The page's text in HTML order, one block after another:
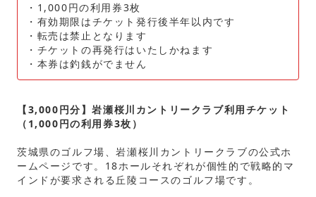
・1,000円の利用券3枚
・有効期限はチケット発行後半年以内です
・転売は禁止となります
・チケットの再発行はいたしかねます
・本券は釣銭がでません
【3,000円分】岩瀬桜川カントリークラブ利用チケット
（1,000円の利用券3枚）
茨城県のゴルフ場、岩瀬桜川カントリークラブの公式ホ
ームページです。18ホールそれぞれが個性的で戦略的マ
インドが要求される丘陵コースのゴルフ場です。